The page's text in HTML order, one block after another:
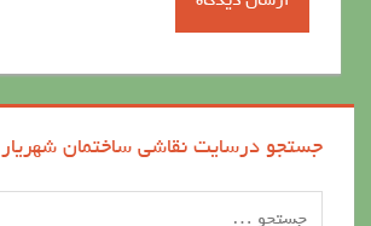
جستجو درسایت نقاشی ساختمان شهریار